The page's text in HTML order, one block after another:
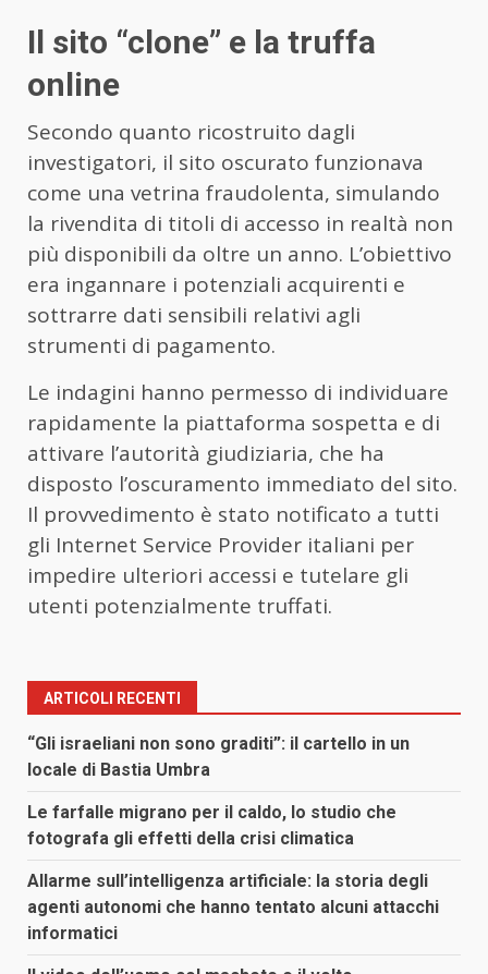
Il sito “clone” e la truffa
online
Secondo quanto ricostruito dagli
investigatori, il sito oscurato funzionava
come una vetrina fraudolenta, simulando
la rivendita di titoli di accesso in realtà non
più disponibili da oltre un anno. L’obiettivo
era ingannare i potenziali acquirenti e
sottrarre dati sensibili relativi agli
strumenti di pagamento.
Le indagini hanno permesso di individuare
rapidamente la piattaforma sospetta e di
attivare l’autorità giudiziaria, che ha
disposto l’oscuramento immediato del sito.
Il provvedimento è stato notificato a tutti
gli Internet Service Provider italiani per
impedire ulteriori accessi e tutelare gli
utenti potenzialmente truffati.
ARTICOLI RECENTI
“Gli israeliani non sono graditi”: il cartello in un
locale di Bastia Umbra
Le farfalle migrano per il caldo, lo studio che
fotografa gli effetti della crisi climatica
Allarme sull’intelligenza artificiale: la storia degli
agenti autonomi che hanno tentato alcuni attacchi
informatici